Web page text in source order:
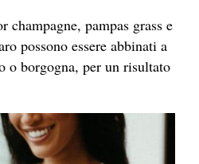
champagne, pampas grass e
possono essere abbinati a
o borgogna, per un risultato